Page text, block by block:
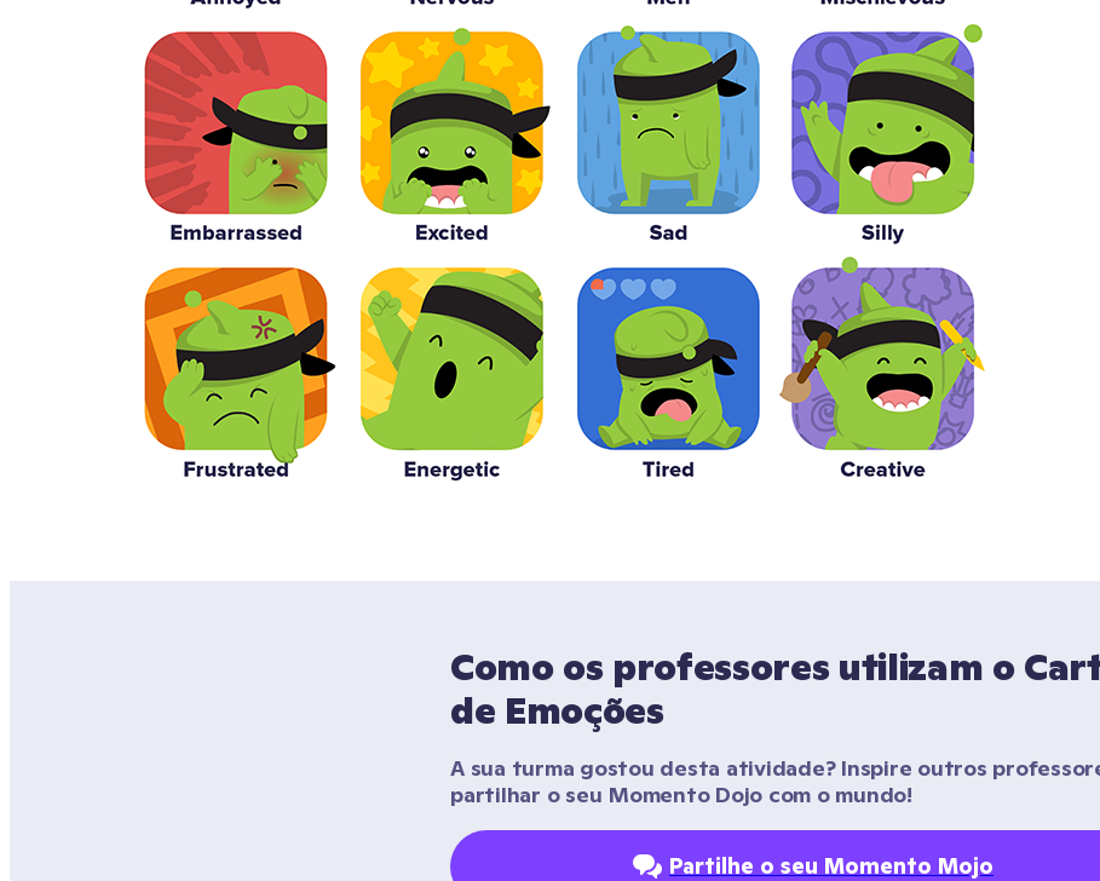
Como os professores utilizam o
de Emoções
A sua turma gostou desta atividade? Inspire outros
partilhar o seu Momento Dojo com o mundo!
Partilhe o seu Momento Mojo